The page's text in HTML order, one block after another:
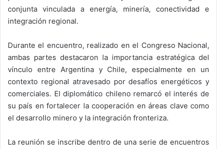
conjunta vinculada a energía, minería, conectividad e
integración regional.
Durante el encuentro, realizado en el Congreso Nacional,
ambas partes destacaron la importancia estratégica del
vínculo entre Argentina y Chile, especialmente en un
contexto regional atravesado por desafíos energéticos y
comerciales. El diplomático chileno remarcó el interés de
su país en fortalecer la cooperación en áreas clave como
el desarrollo minero y la integración fronteriza.
La reunión se inscribe dentro de una serie de encuentros